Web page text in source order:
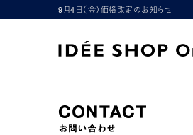
9月4日（金）価格改定のお知らせ